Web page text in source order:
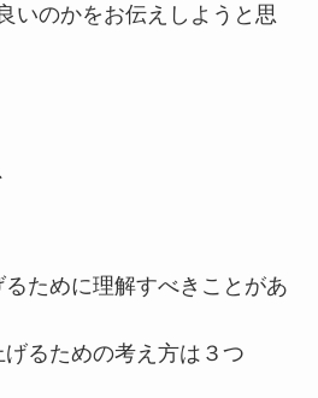
いのかをお伝えしようと思
ために理解すべきことがあ
るための考え方は３つ